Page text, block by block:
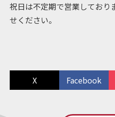
祝日は不定期で営業しており
せください。
X Facebook